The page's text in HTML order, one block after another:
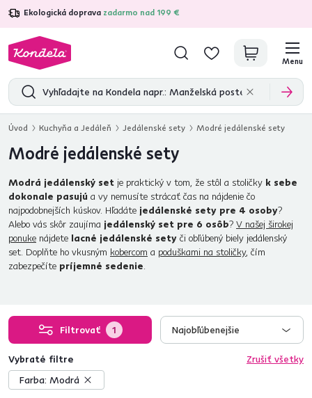
Ekologická doprava zadarmo nad 199 €
4,7 31 157overených produktových recenzií
Menu
Úvod Kuchyňa a Jedáleň Jedálenské sety Modré jedálenské sety
Modré jedálenské sety
Modrá jedálenský set je praktický v tom, že stôl a stoličky k sebe
dokonale pasujú a vy nemusíte strácať čas na nájdenie čo
najpodobnejších kúskov. Hľadáte jedálenské sety pre 4 osoby?
Alebo vás skôr zaujíma jedálenský set pre 6 osôb? V našej širokej
ponuke nájdete lacné jedálenské sety či obľúbený biely jedálenský
set. Doplňte ho vkusným kobercom a poduškami na stoličky, čím
zabezpečíte príjemné sedenie.
Filtrovať 1 Najobľúbenejšie
Vybraté filtre
Zrušiť všetky
Farba: Modrá